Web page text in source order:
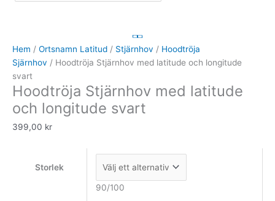
Hem / Ortsnamn Latitud / Stjärnhov / Hoodtröja
Sjärnhov / Hoodtröja Stjärnhov med latitude och longitude
svart
Hoodtröja Stjärnhov med latitude
och longitude svart
399,00 kr
Storlek
90/100
med
latitude
och
longitude
svart
mängd